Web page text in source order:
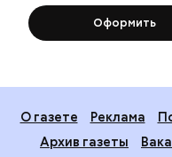
Оформить
О газете Реклама
Архив газеты